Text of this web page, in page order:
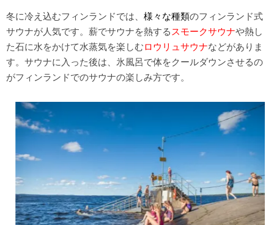
冬に冷え込むフィンランドでは、 様々な種類のフィンランド式
サウナが人気です。薪でサウナを熱する スモークサウナや熱し
た石に水をかけて水蒸気を楽しむロウリュサウナなどがありま
す。サウナに入った後は、氷風呂で体をクールダウンさせるの
がフィンランドでのサウナの楽しみ方です。